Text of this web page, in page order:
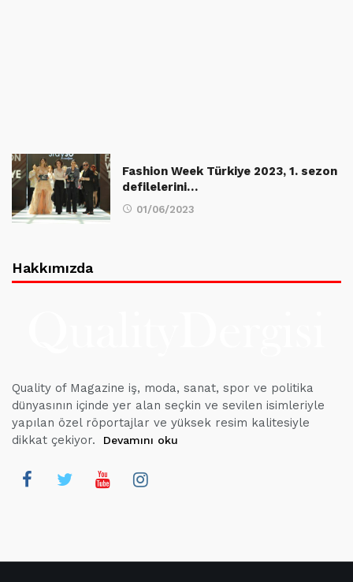
Fashion Week Türkiye 2023, 1. sezon
defilelerini…
01/06/2023
Hakkımızda
Quality of Magazine iş, moda, sanat, spor ve politika
dünyasının içinde yer alan seçkin ve sevilen isimleriyle
yapılan özel röportajlar ve yüksek resim kalitesiyle
dikkat çekiyor.
Devamını oku